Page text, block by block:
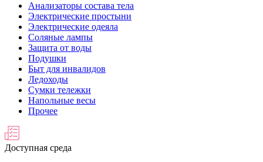
Анализаторы состава тела
Электрические простыни
Электрические одеяла
Соляные лампы
Защита от воды
Подушки
Быт для инвалидов
Ледоходы
Сумки тележки
Напольные весы
Прочее
Доступная среда